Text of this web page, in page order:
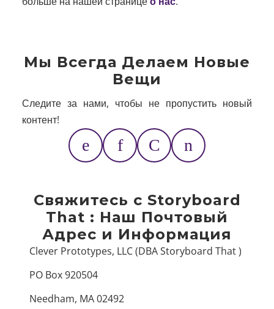
Мы Всегда Делаем Новые
Вещи
Следите за нами, чтобы не пропустить новый
контент!
Свяжитесь с Storyboard
That : Наш Почтовый
Адрес и Информация
Clever Prototypes, LLC(DBA Storyboard That )
PO Box 920504
Needham, MA 02492